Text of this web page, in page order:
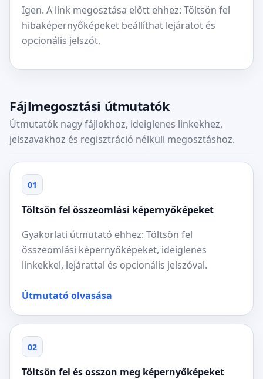
Igen. A link megosztása előtt ehhez: Töltsön fel
hibaképernyőképeket beállíthat lejáratot és
opcionális jelszót.
Fájlmegosztási útmutatók
Útmutatók nagy fájlokhoz, ideiglenes linkekhez,
jelszavakhoz és regisztráció nélküli megosztáshoz.
01
Töltsön fel összeomlási képernyőképeket
Gyakorlati útmutató ehhez: Töltsön fel
összeomlási képernyőképeket, ideiglenes
linkekkel, lejárattal és opcionális jelszóval.
Útmutató olvasása
02
Töltsön fel és osszon meg képernyőképeket